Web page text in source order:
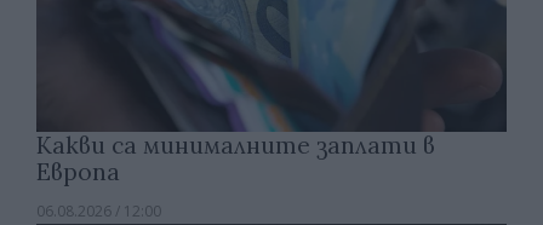
Какви са минималните заплати в
Европа
06.08.2026 / 12:00